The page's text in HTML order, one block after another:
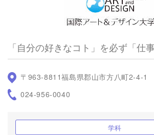
「自分の好きなコト」を必ず「仕
〒963‑8811福島県郡山市方八町2‑4‑1
024-956-0040
学科